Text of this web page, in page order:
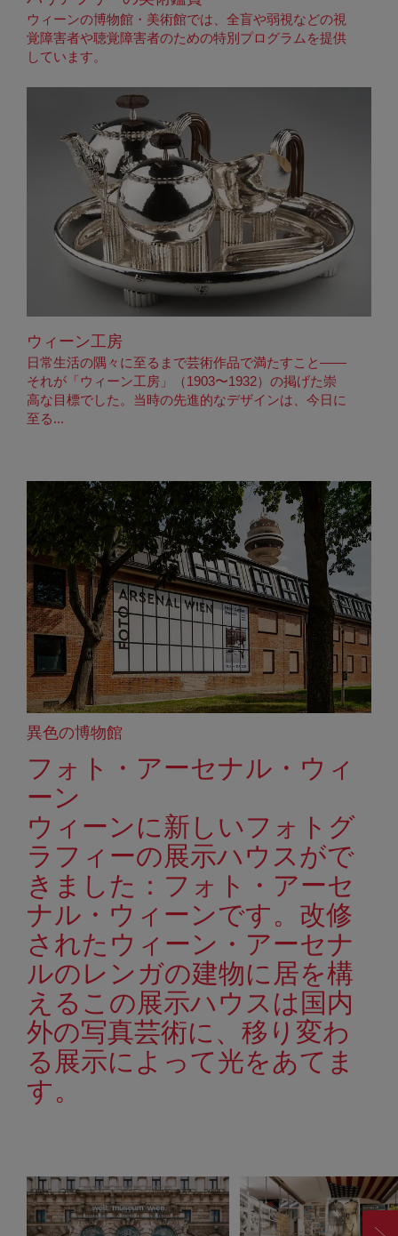
ウィーンの博物館・美術館では、全盲や弱視などの視
覚障害者や聴覚障害者のための特別プログラムを提供
しています。
ウィーン工房
日常生活の隅々に至るまで芸術作品で満たすこと——
それが「ウィーン工房」（1903〜1932）の掲げた崇
高な目標でした。当時の先進的なデザインは、今日に
至る...
異色の博物館
フォト・アーセナル・ウィ
ーン
ウィーンに新しいフォトグ
ラフィーの展示ハウスがで
きました：フォト・アーセ
ナル・ウィーンです。改修
されたウィーン・アーセナ
ルのレンガの建物に居を構
えるこの展示ハウスは国内
外の写真芸術に、移り変わ
る展示によって光をあてま
す。